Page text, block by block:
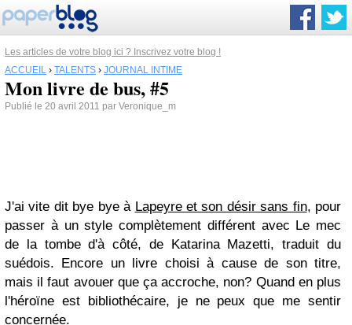
Les articles de votre blog ici ? Inscrivez votre blog !
ACCUEIL › TALENTS › JOURNAL INTIME
Mon livre de bus, #5
Publié le 20 avril 2011 par Veronique_m
J'ai vite dit bye bye à Lapeyre et son désir sans fin, pour
passer à un style complètement différent avec Le mec
de la tombe d'à côté, de Katarina Mazetti, traduit du
suédois. Encore un livre choisi à cause de son titre,
mais il faut avouer que ça accroche, non? Quand en plus
l'héroïne est bibliothécaire, je ne peux que me sentir
concernée.